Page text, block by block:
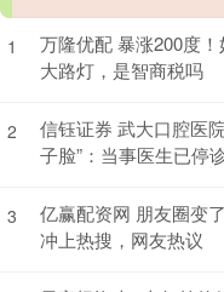
1
万隆优配 暴涨200度
大路灯，是智商税吗
2
信钰证券 武大口腔医
子脸”：当事医生已停
3
亿赢配资网 朋友圈变
冲上热搜，网友热议